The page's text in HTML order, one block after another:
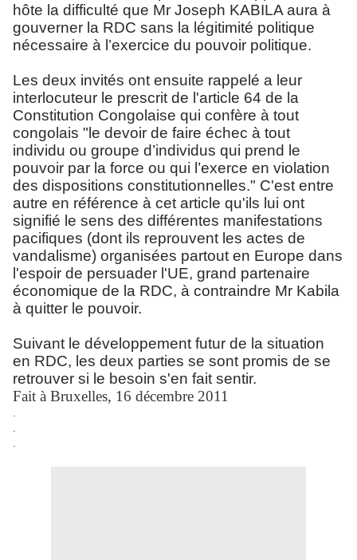
hôte la difficulté que Mr Joseph KABILA aura à
gouverner la RDC sans la légitimité politique
nécessaire à l’exercice du pouvoir politique.
Les deux invités ont ensuite rappelé a leur
interlocuteur le prescrit de l'article 64 de la
Constitution Congolaise qui confère à tout
congolais "le devoir de faire échec à tout
individu ou groupe d’individus qui prend le
pouvoir par la force ou qui l’exerce en violation
des dispositions constitutionnelles." C'est entre
autre en référence à cet article qu'ils lui ont
signifié le sens des différentes manifestations
pacifiques (dont ils reprouvent les actes de
vandalisme) organisées partout en Europe dans
l'espoir de persuader l'UE, grand partenaire
économique de la RDC, à contraindre Mr Kabila
à quitter le pouvoir.
Suivant le développement futur de la situation
en RDC, les deux parties se sont promis de se
retrouver si le besoin s'en fait sentir.
Fait à Bruxelles, 16 décembre 2011